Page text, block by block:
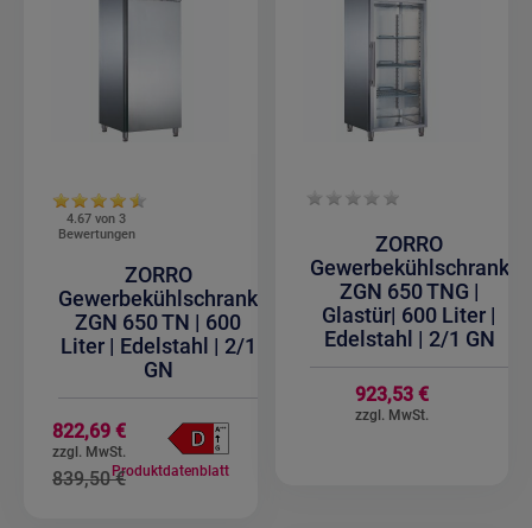
4.67 von3
Bewertungen
ZORRO
Gewerbekühlschrank
ZGN 650 TN | 600
Liter | Edelstahl | 2/1
GN
Sonderangebot
822,69 €
839,50 €Produktdatenblatt
ZORRO
Gewerbekühlschrank
ZGN 650 TNG |
Glastür| 600 Liter |
Edelstahl | 2/1 GN
923,53 €